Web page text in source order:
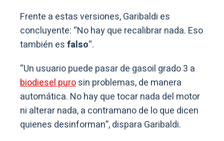
Frente a estas versiones, Garibaldi es
concluyente: “No hay que recalibrar nada. Eso
también esfalso“.
“Un usuario puede pasar de gasoil grado 3 a
biodiesel purosin problemas, de manera
automática. No hay que tocar nada del motor
ni alterar nada, a contramano de lo que dicen
quienes desinforman”, dispara Garibaldi.